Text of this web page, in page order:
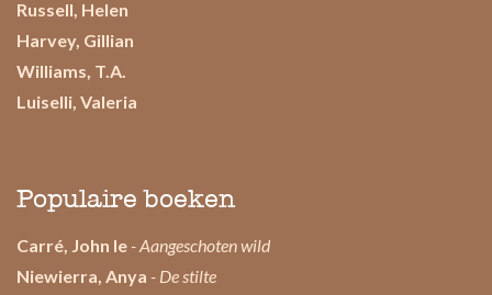
Russell, Helen
Harvey, Gillian
Williams, T.A.
Luiselli, Valeria
Populaire boeken
Carré, John le - Aangeschoten wild
Niewierra, Anya - De stilte